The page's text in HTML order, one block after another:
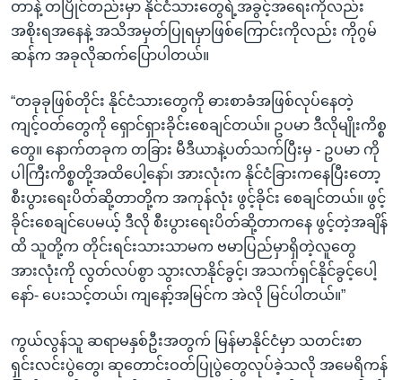
တာနဲ့ တပြိုင်တည်းမှာ နိုင်ငံသားတွေရဲ့အခွင့်အရေးကိုလည်း
အစိုးရအနေနဲ့ အသိအမှတ်ပြုရမှာဖြစ်ကြောင်းကိုလည်း ကိုဂွမ်
ဆန်က အခုလိုဆက်ပြောပါတယ်။
“တခုခုဖြစ်တိုင်း နိုင်ငံသားတွေကို ဓားစာခံအဖြစ်လုပ်နေတဲ့
ကျင့်ဝတ်တွေကို ရှောင်ရှားခိုင်းစေချင်တယ်။ ဥပမာ ဒီလိုမျိုးကိစ္စ
တွေ။ နောက်တခုက တခြား မီဒီယာနဲ့ပတ်သက်ပြီးမှ - ဥပမာ ကို
ပါကြီးကိစ္စတို့အထိပေါ့နော်၊ အားလုံးက နိုင်ငံခြားကနေပြီးတော့
စီးပွားရေးပိတ်ဆို့တာတို့က အကုန်လုံး ဖွင့်ခိုင်း စေချင်တယ်။ ဖွင့်
ခိုင်းစေချင်ပေမယ့် ဒီလို စီးပွားရေးပိတ်ဆို့တာကနေ ဖွင့်တဲ့အချိန်
ထိ သူတို့က တိုင်းရင်းသားသာမက ဗမာပြည်မှာရှိတဲ့လူတွေ
အားလုံးကို လွတ်လပ်စွာ သွားလာနိုင်ခွင့်၊ အသက်ရှင်နိုင်ခွင့်ပေါ့
နော်- ပေးသင့်တယ်၊ ကျနော့်အမြင်က အဲလို မြင်ပါတယ်။”
ကွယ်လွန်သူ ဆရာမနှစ်ဦးအတွက် မြန်မာနိုင်ငံမှာ သတင်းစာ
ရှင်းလင်းပွဲတွေ၊ ဆုတောင်းဝတ်ပြုပွဲတွေလုပ်ခဲ့သလို အမေရိကန်